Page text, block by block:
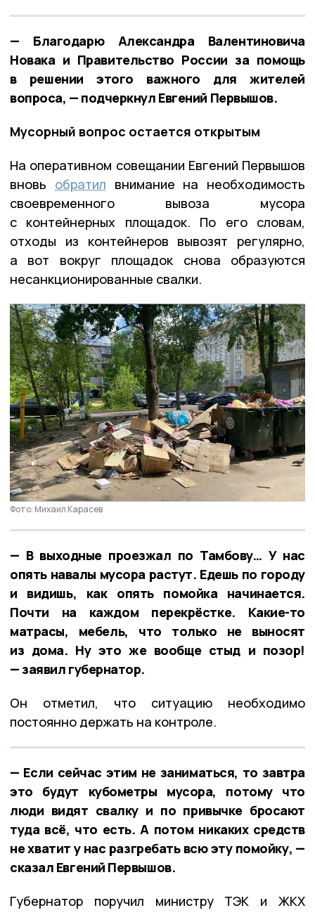
— Благодарю Александра Валентиновича
Новака и Правительство России за помощь
в решении этого важного для жителей
вопроса, — подчеркнул Евгений Первышов.
Мусорный вопрос остается открытым
На оперативном совещании Евгений Первышов
вновь обратил внимание на необходимость
своевременного вывоза мусора
с контейнерных площадок. По его словам,
отходы из контейнеров вывозят регулярно,
а вот вокруг площадок снова образуются
несанкционированные свалки.
Фото: Михаил Карасев
— В выходные проезжал по Тамбову… У нас
опять навалы мусора растут. Едешь по городу
и видишь, как опять помойка начинается.
Почти на каждом перекрёстке. Какие-то
матрасы, мебель, что только не выносят
из дома. Ну это же вообще стыд и позор!
— заявил губернатор.
Он отметил, что ситуацию необходимо
постоянно держать на контроле.
— Если сейчас этим не заниматься, то завтра
это будут кубометры мусора, потому что
люди видят свалку и по привычке бросают
туда всё, что есть. А потом никаких средств
не хватит у нас разгребать всю эту помойку, —
сказал Евгений Первышов.
Губернатор поручил министру ТЭК и ЖКХ